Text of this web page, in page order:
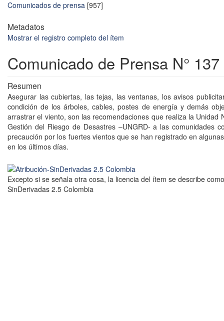
Comunicados de prensa [957]
Metadatos
Mostrar el registro completo del ítem
Comunicado de Prensa N° 137
Resumen
Asegurar las cubiertas, las tejas, las ventanas, los avisos
condición de los árboles, cables, postes de energía y demás
arrastrar el viento, son las recomendaciones que realiza la Unidad
Gestión del Riesgo de Desastres –UNGRD- a las comunidades
precaución por los fuertes vientos que se han registrado en
en los últimos días.
Excepto si se señala otra cosa, la licencia del ítem se describe
SinDerivadas 2.5 Colombia